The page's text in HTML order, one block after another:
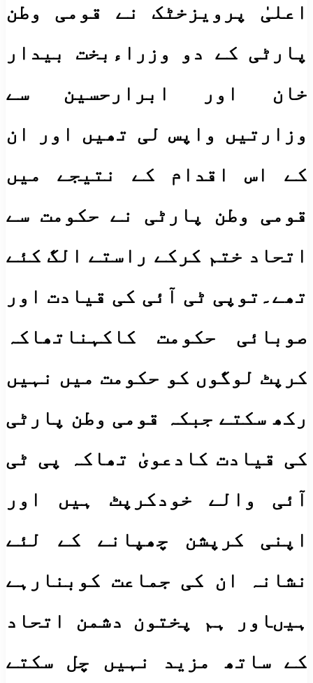
اعلیٰ پرویزخٹک نے قومی وطن
پارٹی کے دو وزراءبخت بیدار
خان اور ابرارحسین سے
وزارتیں واپس لی تھیں اور ان
کے اس اقدام کے نتیجے میں
قومی وطن پارٹی نے حکومت سے
اتحاد ختم کرکے راستے الگ کئے
تھے۔توپی ٹی آئی کی قیادت اور
صوبائی حکومت کاکہناتھاکہ
کرپٹ لوگوں کو حکومت میں نہیں
رکھ سکتے جبکہ قومی وطن پارٹی
کی قیادت کادعویٰ تھاکہ پی ٹی
آئی والے خودکرپٹ ہیں اور
اپنی کرپشن چھپانے کے لئے
نشانہ ان کی جماعت کوبنارہے
ہیںاور ہم پختون دشمن اتحاد
کے ساتھ مزید نہیں چل سکتے